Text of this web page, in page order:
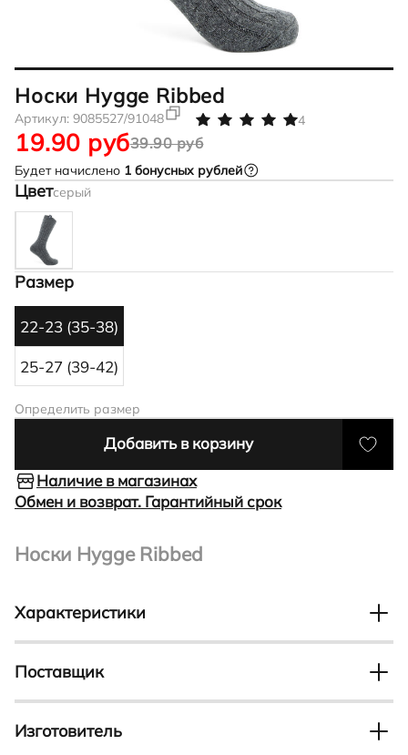
Носки Hygge Ribbed
Артикул: 9085527/91048 4
39.90 руб
19.90 руб
Будет начислено 1 бонусных рублей
Цветсерый
Размер
22-23 (35-38)
25-27 (39-42)
Определить размер
Добавить в корзину
Наличие в магазинах
Обмен и возврат. Гарантийный срок
Носки Hygge Ribbed
Характеристики
Тип
Носки
Пол
Зима
Поставщик
Иностранное общество с ограниченной
ответственностью "ЭККО-БЕЛРОС" Адрес: 220035, г.
Изготовитель